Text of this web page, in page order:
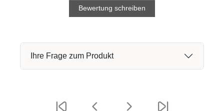
Bewertung schreiben
Ihre Frage zum Produkt